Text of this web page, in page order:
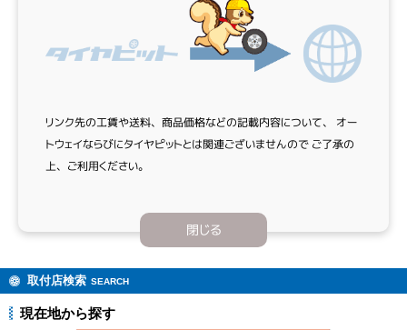
リンク先の工賃や送料、商品価格などの記載内容について、
オー
トウェイならびにタイヤピットとは関連ございませんので ご了承の
上、ご利用ください。
閉じる
取付店検索 SEARCH
現在地から探す